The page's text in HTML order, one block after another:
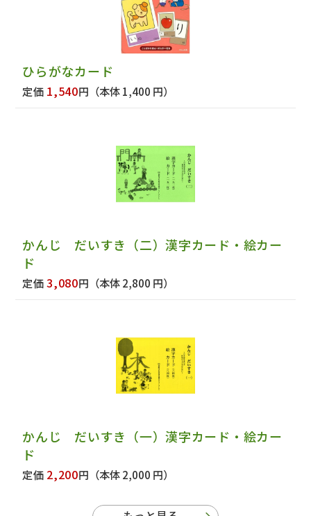
ひらがなカード
定価 1,540円 （本体 1,400 円）
かんじ だいすき（二）漢字カード・絵カー
ド
定価3,080円 （本体 2,800 円）
かんじ だいすき（一）漢字カード・絵カー
ド
定価 2,200円 （本体 2,000 円）